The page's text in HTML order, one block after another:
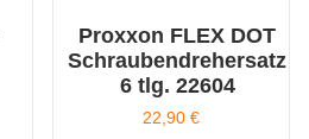
Proxxon FLEX DOT
Schraubendrehersatz
6 tlg. 22604
22,90€